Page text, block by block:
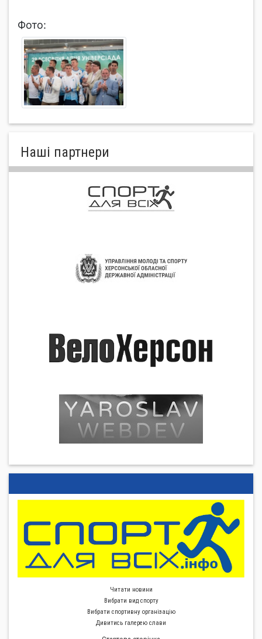
Фото:
Нашi партнери
Читати новини
Вибрати вид спорту
Вибрати спортивну органiзацiю
Дивитись галерею слави